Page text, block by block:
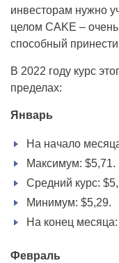
инвесторам нужно
целом CAKE –
способный
В 2022 году курс
пределах:
Январь
На начало
Максимум: $5,71.
Средний курс:
Минимум: $5,29.
На конец
Февраль